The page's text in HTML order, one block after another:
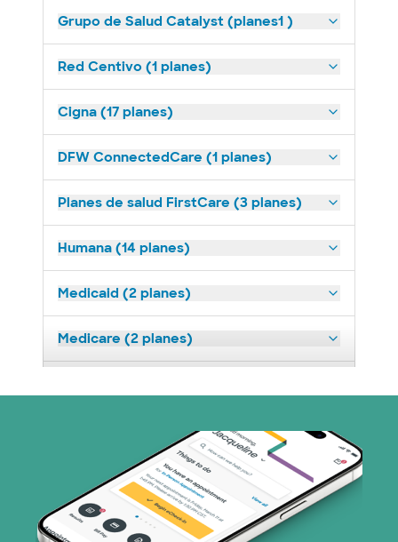
Grupo de Salud Catalyst (planes1 )
Red Centivo (1 planes)
Cigna (17 planes)
DFW ConnectedCare (1 planes)
Planes de salud FirstCare (3 planes)
Humana (14 planes)
Medicaid (2 planes)
Medicare (2 planes)
Prism Electric (1 planes)
Plan de Salud Superior (19 planes)